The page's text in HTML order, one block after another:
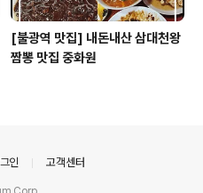
[불광역 맛집] 내돈내산 삼대천왕
짬뽕 맛집 중화원
인 고객센터